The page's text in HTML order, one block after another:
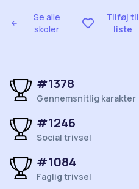
Se alle
skoler
Tilføj til
liste
#1378
Gennemsnitlig karakter
#1246
Social trivsel
#1084
Faglig trivsel